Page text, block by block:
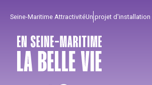
principal
Seine-Maritime AttractivitéUn projet d'installation